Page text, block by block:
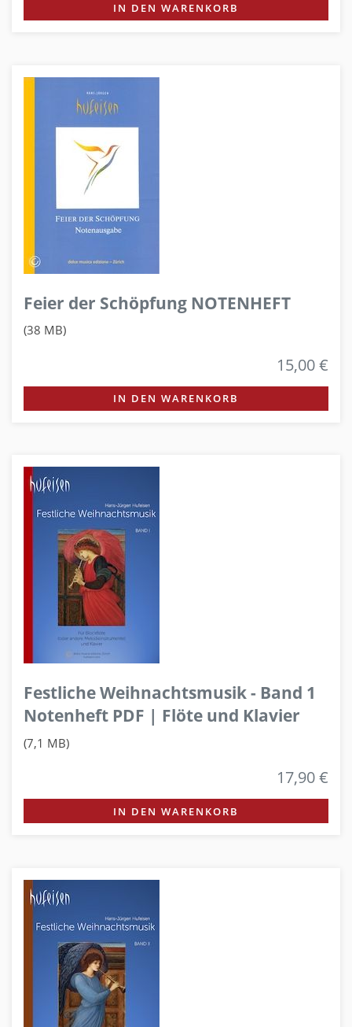
IN DEN WARENKORB
Feier der Schöpfung NOTENHEFT
(38 MB)
15,00 €
IN DEN WARENKORB
Festliche Weihnachtsmusik - Band 1
Notenheft PDF | Flöte und Klavier
(7,1 MB)
17,90 €
IN DEN WARENKORB